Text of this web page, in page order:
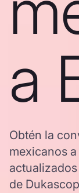
a
Obtén la
mexicanos
de